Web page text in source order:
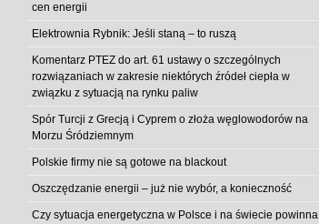
cen energii
Elektrownia Rybnik: Jeśli staną – to ruszą
Komentarz PTEZ do art. 61 ustawy o szczególnych
rozwiązaniach w zakresie niektórych źródeł ciepła w
związku z sytuacją na rynku paliw
Spór Turcji z Grecją i Cyprem o złoża węglowodorów na
Morzu Śródziemnym
Polskie firmy nie są gotowe na blackout
Oszczędzanie energii – już nie wybór, a konieczność
Czy sytuacja energetyczna w Polsce i na świecie powinna